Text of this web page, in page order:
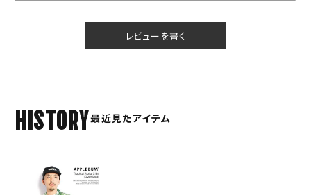
レビューを書く
HISTORY最近見たアイテム